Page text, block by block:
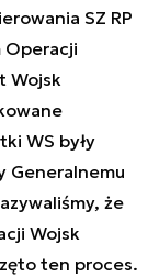
SZ RP
Operacji
Wojsk
WS były
Generalnemu
że
Wojsk
ten proces.